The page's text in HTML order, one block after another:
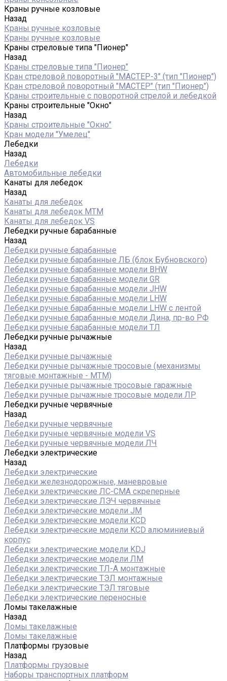
Краны ручные козловые
Назад
Краны ручные козловые
Краны ручные козловые
Краны стреловые типа "Пионер"
Назад
Краны стреловые типа "Пионер"
Кран стреловой поворотный "МАСТЕР-3" (тип "Пионер")
Кран стреловой поворотный "МАСТЕР" (тип "Пионер")
Краны строительные с поворотной стрелой и лебедкой
Краны строительные "Окно"
Назад
Краны строительные "Окно"
Кран модели "Умелец"
Лебедки
Назад
Лебедки
Автомобильные лебедки
Канаты для лебедок
Назад
Канаты для лебедок
Канаты для лебедок MTM
Канаты для лебедок VS
Лебедки ручные барабанные
Назад
Лебедки ручные барабанные
Лебедки ручные барабанные ЛБ (блок Бубновского)
Лебедки ручные барабанные модели BHW
Лебедки ручные барабанные модели GR
Лебедки ручные барабанные модели JHW
Лебедки ручные барабанные модели LHW
Лебедки ручные барабанные модели LHW c лентой
Лебедки ручные барабанные модели Дина, пр-во РФ
Лебедки ручные барабанные модели ТЛ
Лебедки ручные рычажные
Назад
Лебедки ручные рычажные
Лебедки ручные рычажные тросовые (механизмы
тяговые монтажные - МТМ)
Лебедки ручные рычажные тросовые гаражные
Лебедки ручные рычажные тросовые модели ЛР
Лебедки ручные червячные
Назад
Лебедки ручные червячные
Лебедки ручные червячные модели VS
Лебедки ручные червячные модели ЛЧ
Лебедки электрические
Назад
Лебедки электрические
Лебедки железнодорожные, маневровые
Лебедки электрические ЛС-СМА скреперные
Лебедки электрические ЛЭЧ червячные
Лебедки электрические модели JM
Лебедки электрические модели KCD
Лебедки электрические модели KCD алюминиевый
корпус
Лебедки электрические модели KDJ
Лебедки электрические модели ЛМ
Лебедки электрические ТЛ-А монтажные
Лебедки электрические ТЭЛ монтажные
Лебедки электрические ТЭЛ тяговые
Лебедки электрические переносные
Ломы такелажные
Назад
Ломы такелажные
Ломы такелажные
Платформы грузовые
Назад
Платформы грузовые
Наборы транспортных платформ